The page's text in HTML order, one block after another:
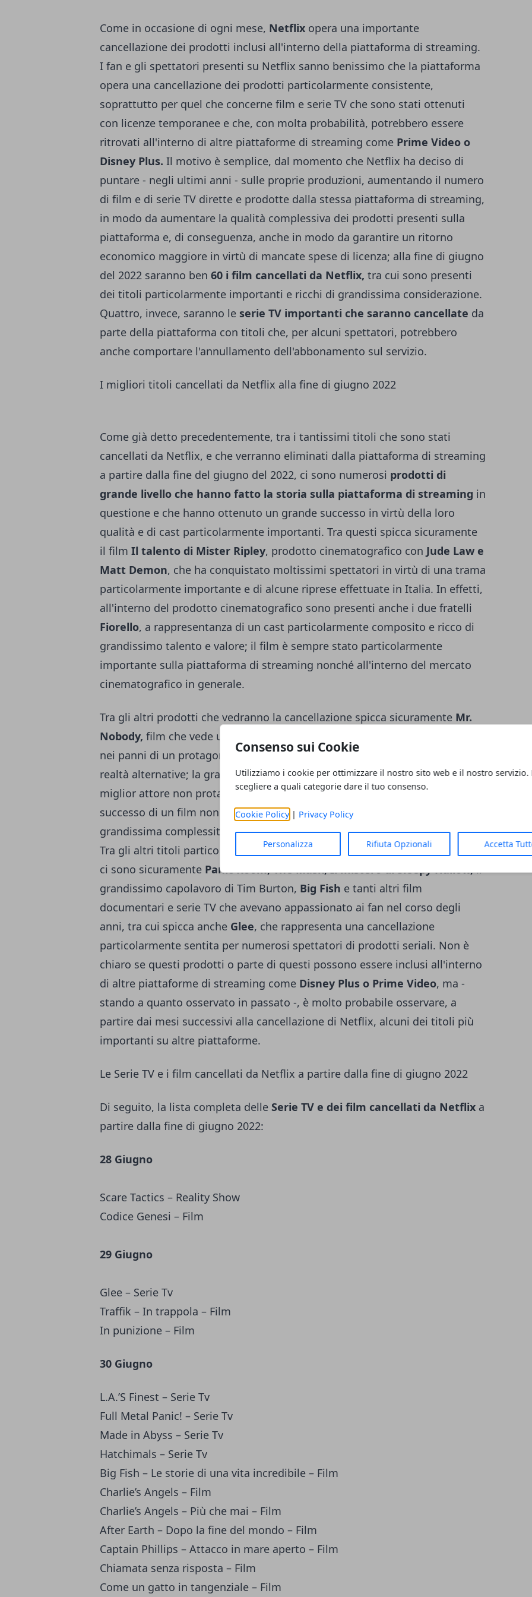
Consenso sui Cookie
Utilizziamo i cookie per ottimizzare il nostro sito web e il nostro servizio.
scegliere a quali categorie dare il tuo consenso.
Cookie Policy| Privacy Policy
Personalizza Rifiuta Opzionali Accetta
Come in occasione di ogni mese, Netflix opera una importante
cancellazione dei prodotti inclusi all'interno della piattaforma di streaming.
I fan e gli spettatori presenti su Netflix sanno benissimo che la piattaforma
opera una cancellazione dei prodotti particolarmente consistente,
soprattutto per quel che concerne film e serie TV che sono stati ottenuti
con licenze temporanee e che, con molta probabilità, potrebbero essere
ritrovati all'interno di altre piattaforme di streaming come Prime Video o
Disney Plus. Il motivo è semplice, dal momento che Netflix ha deciso di
puntare - negli ultimi anni - sulle proprie produzioni, aumentando il numero
di film e di serie TV dirette e prodotte dalla stessa piattaforma di streaming,
in modo da aumentare la qualità complessiva dei prodotti presenti sulla
piattaforma e, di conseguenza, anche in modo da garantire un ritorno
economico maggiore in virtù di mancate spese di licenza; alla fine di giugno
del 2022 saranno ben 60 i film cancellati da Netflix, tra cui sono presenti
dei titoli particolarmente importanti e ricchi di grandissima considerazione.
Quattro, invece, saranno le serie TV importanti che saranno cancellate da
parte della piattaforma con titoli che, per alcuni spettatori, potrebbero
anche comportare l'annullamento dell'abbonamento sul servizio.
I migliori titoli cancellati da Netflix alla fine di giugno 2022
Come già detto precedentemente, tra i tantissimi titoli che sono stati
cancellati da Netflix, e che verranno eliminati dalla piattaforma di streaming
a partire dalla fine del giugno del 2022, ci sono numerosi prodotti di
grande livello che hanno fatto la storia sulla piattaforma di streaming in
questione e che hanno ottenuto un grande successo in virtù della loro
qualità e di cast particolarmente importanti. Tra questi spicca sicuramente
il film Il talento di Mister Ripley, prodotto cinematografico con Jude Law e
Matt Demon, che ha conquistato moltissimi spettatori in virtù di una trama
particolarmente importante e di alcune riprese effettuate in Italia. In effetti,
all'interno del prodotto cinematografico sono presenti anche i due fratelli
Fiorello, a rappresentanza di un cast particolarmente composito e ricco di
grandissimo talento e valore; il film è sempre stato particolarmente
importante sulla piattaforma di streaming nonché all'interno del mercato
cinematografico in generale.
Tra gli altri prodotti che vedranno la cancellazione spicca sicuramente Mr.
Nobody, film che vede una grande e intensa interpretazione di
nei panni di un protagonista che viene presentato attraverso tre possibili
realtà alternative; la grande interpretazione dell'attore Premio Oscar (come
miglior attore non protagonista) perDallas Buyers Clubè valsa il grande
successo di un film non da tutti compreso, e sicuramente pregno di una
grandissima complessità, oltre che particolarmente osservato suNetflix.
Tra gli altri titoli particolarmente importanti che vedranno la cancellazione
ci sono sicuramente Panic Room, The Mask, Il mistero di Sleepy Hallow,il
grandissimo capolavoro di Tim Burton, Big Fish e tanti altri film
documentari e serie TV che avevano appassionato ai fan nel corso degli
anni, tra cui spicca anche Glee, che rappresenta una cancellazione
particolarmente sentita per numerosi spettatori di prodotti seriali. Non è
chiaro se questi prodotti o parte di questi possono essere inclusi all'interno
di altre piattaforme di streaming come Disney Plus o Prime Video, ma -
stando a quanto osservato in passato -, è molto probabile osservare, a
partire dai mesi successivi alla cancellazione di Netflix, alcuni dei titoli più
importanti su altre piattaforme.
Le Serie TV e i film cancellati da Netflix a partire dalla fine di giugno 2022
Di seguito, la lista completa delle Serie TV e dei film cancellati da Netflix a
partire dalla fine di giugno 2022:
28 Giugno
Scare Tactics – Reality Show
Codice Genesi – Film
29 Giugno
Glee – Serie Tv
Traffik – In trappola – Film
In punizione – Film
30 Giugno
L.A.’S Finest – Serie Tv
Full Metal Panic! – Serie Tv
Made in Abyss – Serie Tv
Hatchimals – Serie Tv
Big Fish – Le storie di una vita incredibile – Film
Charlie’s Angels – Film
Charlie’s Angels – Più che mai – Film
After Earth – Dopo la fine del mondo – Film
Captain Phillips – Attacco in mare aperto – Film
Chiamata senza risposta – Film
Come un gatto in tangenziale – Film